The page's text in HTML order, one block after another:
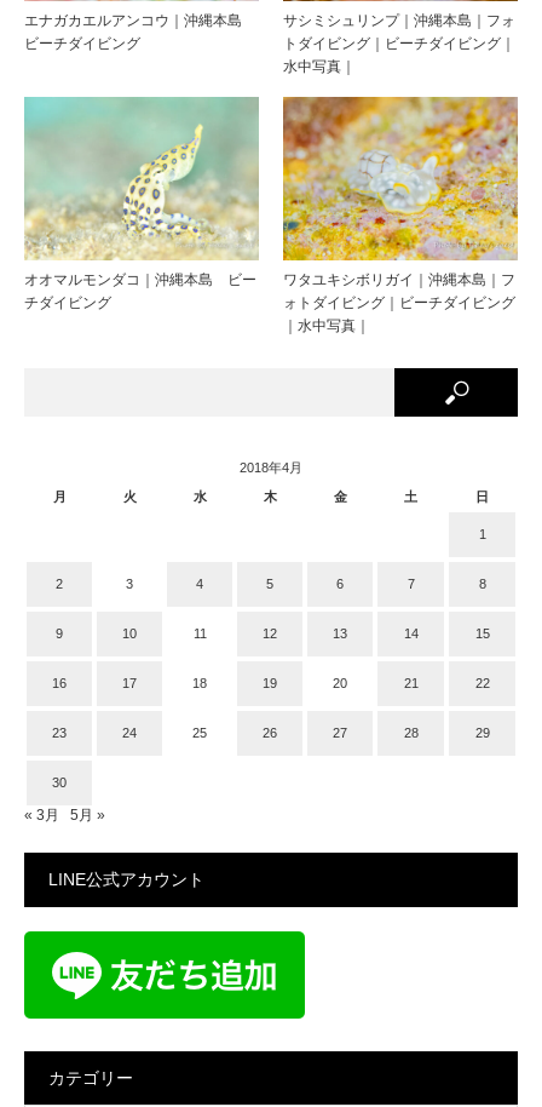
エナガカエルアンコウ｜沖縄本島
ビーチダイビング
サシミシュリンプ｜沖縄本島｜フォ
トダイビング｜ビーチダイビング｜
水中写真｜
オオマルモンダコ｜沖縄本島 ビー
チダイビング
ワタユキシボリガイ｜沖縄本島｜フ
ォトダイビング｜ビーチダイビング
｜水中写真｜
2018年4月
月
火 水 木 金 土 日
1
2 3 4 5 6 7 8
9 10 11 12 13 14 15
16 17 18 19 20 21 22
23 24 25 26 27 28 29
30
« 3月 5月 »
LINE公式アカウント
カテゴリー